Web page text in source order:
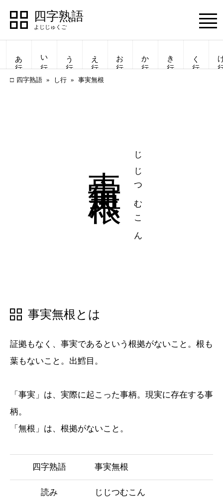
四字熟語
四字熟語
一覧表示
Menu
あ行 い行 う行 え行 お行 か行 き行 く行
四字熟語 し行 事実無根
じじつむこん
事実無根とは
証拠もなく、事実であるという根拠がないこと。根も
葉もないこと。出鱈目。
「事実」は、実際に起こった事柄。現実に存在する事
柄。
「無根」は、根拠がないこと。
四字熟語 事実無根
読み じじつむこん
四字熟語
一覧表示